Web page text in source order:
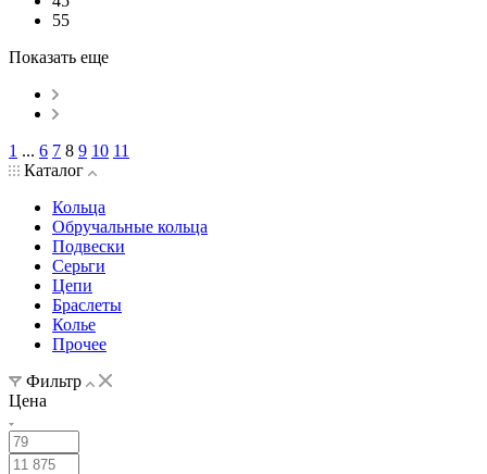
55
Показать еще
1 ... 6 7 8 9 10 11
Каталог
Кольца
Обручальные кольца
Подвески
Серьги
Цепи
Браслеты
Колье
Прочее
Фильтр
Цена